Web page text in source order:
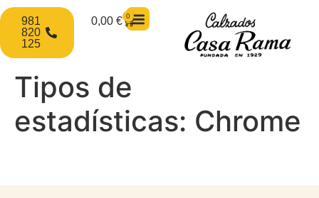
0,00 € 0
981
820
125
Tipos de
estadísticas: Chrome